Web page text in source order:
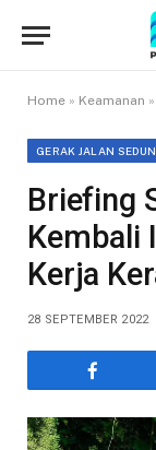
Home » Keamanan »
GERAK JALAN
Briefing
Kembali
Kerja
28 SEPTEMBER 2022